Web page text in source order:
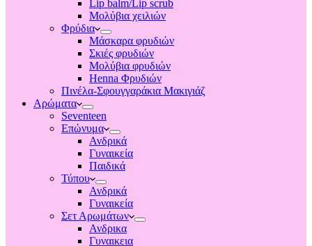
Lip balm/Lip scrub
Μολύβια χειλιών
Φρύδια
Μάσκαρα φρυδιών
Σκιές φρυδιών
Μολύβια φρυδιών
Henna Φρυδιών
Πινέλα-Σφουγγαράκια Μακιγιάζ
Αρώματα
Seventeen
Επώνυμα
Ανδρικά
Γυναικεία
Παιδικά
Τύπου
Ανδρικά
Γυναικεία
Σετ Αρωμάτων
Ανδρικα
Γυναικεια